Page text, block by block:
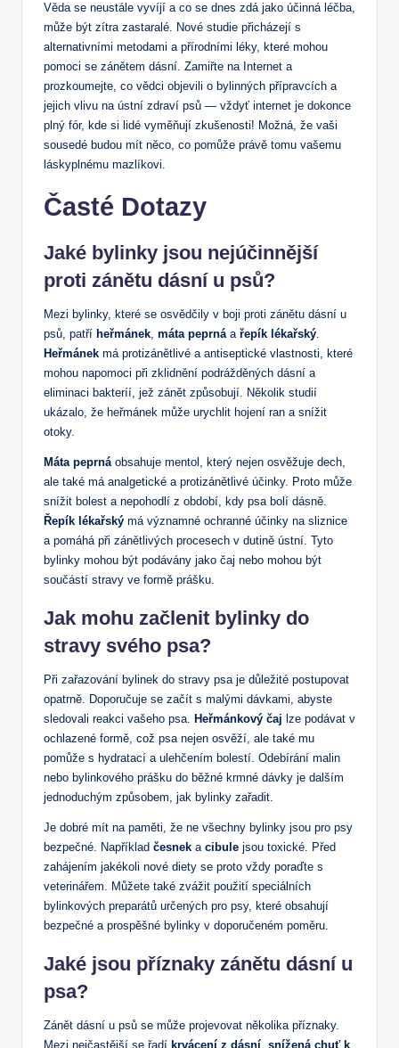
Věda se neustále vyvíjí a co se dnes zdá jako účinná léčba,
může být zítra zastaralé. Nové studie přicházejí s
alternativními metodami a přírodními léky, které mohou
pomoci se zánětem dásní. Zamiřte na Internet a
prozkoumejte, co vědci objevili o bylinných přípravcích a
jejich vlivu na ústní zdraví psů — vždyť internet je dokonce
plný fór, kde si lidé vyměňují zkušenosti! Možná, že vaši
sousedé budou mít něco, co pomůže právě tomu vašemu
láskyplnému mazlíkovi.
Časté Dotazy
Jaké bylinky jsou nejúčinnější
proti zánětu dásní u psů?
Mezi bylinky, které se osvědčily v boji proti zánětu dásní u
psů, patří heřmánek, máta peprnáa řepík lékařský.
Heřmánek má protizánětlivé a antiseptické vlastnosti, které
mohou napomoci při zklidnění podrážděných dásní a
eliminaci bakteríí, jež zánět způsobují. Několik studií
ukázalo, že heřmánek může urychlit hojení ran a snížit
otoky.
Máta peprnáobsahuje mentol, který nejen osvěžuje dech,
ale také má analgetické a protizánětlivé účinky. Proto může
snížit bolest a nepohodlí z období, kdy psa bolí dásně.
Řepík lékařský má významné ochranné účinky na sliznice
a pomáhá při zánětlivých procesech v dutině ústní. Tyto
bylinky mohou být podávány jako čaj nebo mohou být
součástí stravy ve formě prášku.
Jak mohu začlenit bylinky do
stravy svého psa?
Při zařazování bylinek do stravy psa je důležité postupovat
opatrně. Doporučuje se začít s malými dávkami, abyste
sledovali reakci vašeho psa. Heřmánkový čaj lze podávat v
ochlazené formě, což psa nejen osvěží, ale také mu
pomůže s hydratací a ulehčením bolestí. Odebírání malin
nebo bylinkového prášku do běžné krmné dávky je dalším
jednoduchým způsobem, jak bylinky zařadit.
Je dobré mít na paměti, že ne všechny bylinky jsou pro psy
bezpečné. Například česnek a cibule jsou toxické. Před
zahájením jakékoli nové diety se proto vždy poraďte s
veterinářem. Můžete také zvážit použití speciálních
bylinkových preparátů určených pro psy, které obsahují
bezpečné a prospěšné bylinky v doporučeném poměru.
Jaké jsou příznaky zánětu dásní u
psa?
Zánět dásní u psů se může projevovat několika příznaky.
Mezi nejčastější se řadí krvácení z dásní, snížená chuť k